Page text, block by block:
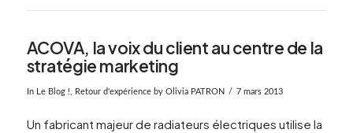
ACOVA, la voix du client au centre de la
stratégie marketing
In Le Blog ! Retour d'expérienceby Olivia PATRON 7 mars 2013
Un fabricant majeur de radiateurs électriques utilise la